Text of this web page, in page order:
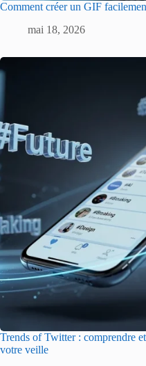
Comment créer un GIF
mai 18, 2026
Trends of Twitter : comprendre
votre veille